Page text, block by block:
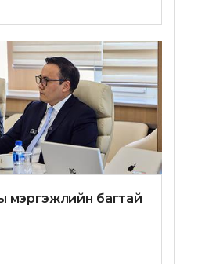
мэргэжлийн багтай